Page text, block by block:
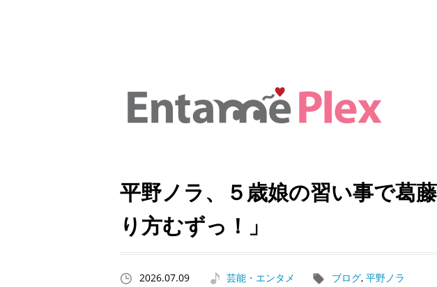
平野ノラ、５歳娘の習い事で葛
り方むずっ！」
2026.07.09 芸能・エンタメ ブログ, 平野ノラ